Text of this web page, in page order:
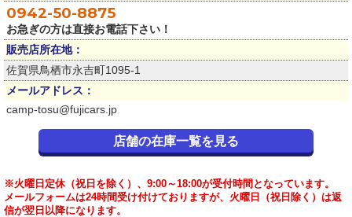
0942-50-8875
お急ぎの方は直接お電話下さい！
販売店所在地：
佐賀県鳥栖市永吉町1095-1
メールアドレス：
camp-tosu@fujicars.jp
店舗の在庫一覧を見る
※火曜日定休（祝日を除く）、9:00～18:00が受付時間となっています。
メールフォームは24時間受け付けておりますが、火曜日（祝日除く）は返
信が翌日以降になります。